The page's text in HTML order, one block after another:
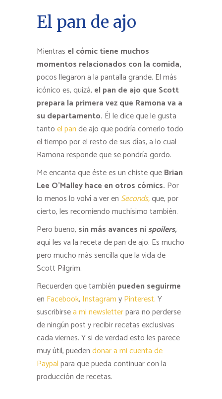
El pan de ajo
Mientras el cómic tiene muchos
momentos relacionados con la comida,
pocos llegaron a la pantalla grande. El más
icónico es, quizá, el pan de ajo que Scott
prepara la primera vez que Ramona va a
su departamento. Él le dice que le gusta
tantoel pande ajo que podría comerlo todo
el tiempo por el resto de sus días, a lo cual
Ramona responde que se pondría gordo.
Me encanta que éste es un chiste queBrian
Lee O’Malley hace en otros cómics. Por
lo menos lo volví a ver en Seconds,que, por
cierto, les recomiendo muchísimo también.
Pero bueno, sin más avances ni spoilers,
aquí les va la receta de pan de ajo. Es mucho
pero mucho más sencilla que la vida de
Scott Pilgrim.
Recuerden que también pueden seguirme
en Facebook, InstagramyPinterest.Y
suscribirsea mi newsletterpara no perderse
de ningún post y recibir recetas exclusivas
cada viernes. Y si de verdad esto les parece
muy útil, puedendonar a mi cuenta de
Paypalpara que pueda continuar con la
producción de recetas.